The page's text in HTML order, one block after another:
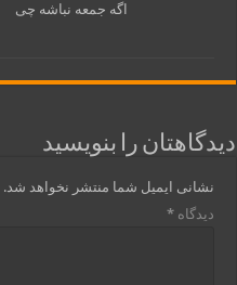
اگه جمعه نباشه چى
دیدگاهتان را بنویسید
نشانی ایمیل شما منتشر نخواهد شد.
دیدگاه*